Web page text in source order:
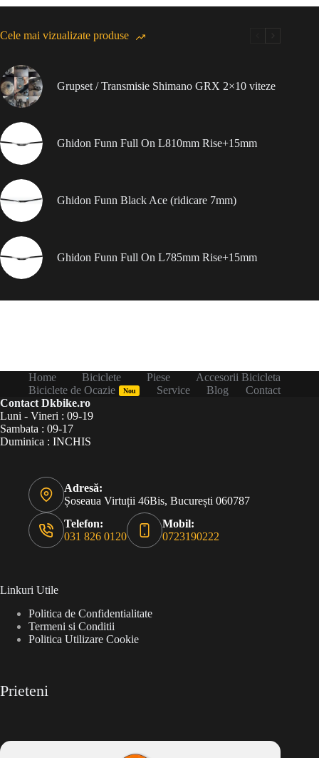
Cele mai vizualizate produse
Grupset / Transmisie Shimano GRX 2×10 viteze
Ghidon Funn Full On L810mm Rise+15mm
Ghidon Funn Black Ace (ridicare 7mm)
Ghidon Funn Full On L785mm Rise+15mm
Home Biciclete Piese
Accesorii Bicicleta
Biciclete de Ocazie
Nou Service Blog
Contact
Contact Dkbike.ro
Luni - Vineri : 09-19
Sambata : 09-17
Duminica : INCHIS
Adresă:
Șoseaua Virtuții 46Bis, București 060787
Telefon:
031 826 0120
Mobil:
0723190222
Linkuri Utile
Politica de Confidentialitate
Termeni si Conditii
Politica Utilizare Cookie
Prieteni